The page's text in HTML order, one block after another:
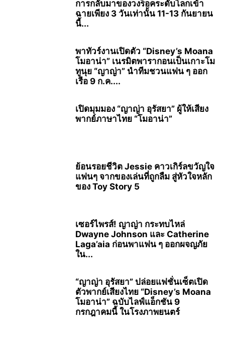
การกลับมาของวงร็อคระดับโลกเข้า
ฉายเพียง 3 วันเท่านั้น 11-13 กันยายน
นี้...
พาทัวร์งานเปิดตัว “Disney’s Moana
โมอาน่า” เนรมิตพารากอนเป็นเกาะโม
ทูนุย “ญาญ่า” นำทีมชวนแฟน ๆ ออก
เรือ 9 ก.ค....
เปิดมุมมอง “ญาญ่า อุรัสยา” ผู้ให้เสียง
พากย์ภาษาไทย “โมอาน่า”
ย้อนรอยชีวิต Jessie คาวเกิร์ลขวัญใจ
แฟนๆ จากของเล่นที่ถูกลืม สู่หัวใจหลัก
ของ Toy Story 5
เซอร์ไพรส์! ญาญ่า กระทบไหล่
Dwayne Johnson และ Catherine
Laga’aia ก่อนพาแฟน ๆ ออกผจญภัย
ใน...
“ญาญ่า อุรัสยา” ปล่อยแฟชั่นเซ็ตเปิด
ตัวพากย์เสียงไทย “Disney’s Moana
โมอาน่า” ฉบับไลฟ์แอ็กชัน 9
กรกฎาคมนี้ ในโรงภาพยนตร์